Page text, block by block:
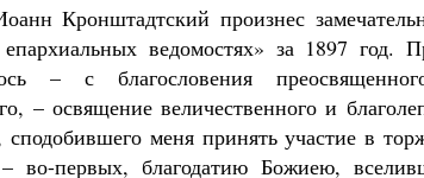
Кронштадтский произнес
ведомостях» за 1897 год.
– с благословения
– освящение величественного и
сподобившего меня принять участие в
во-первых, благодатию Божиею,